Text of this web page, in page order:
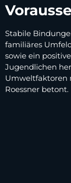
Stabile
familiäres
sowie ein
Jugendlichen
Umweltfaktoren
Roessner betont.